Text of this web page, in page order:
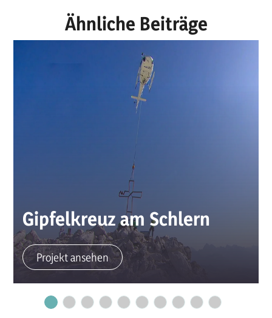
Ähnliche Beiträge
Gipfelkreuz am Schlern
Projekt ansehen